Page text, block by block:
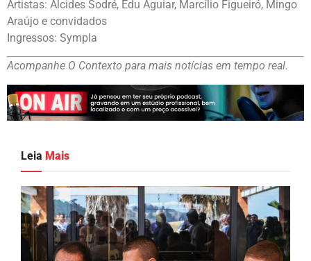
Artistas: Alcides Sodré, Edu Aguiar, Marcílio Figueiró, Mingo
Araújo e convidados
Ingressos: Sympla
Acompanhe O Contexto para mais notícias em tempo real.
Leia Mais